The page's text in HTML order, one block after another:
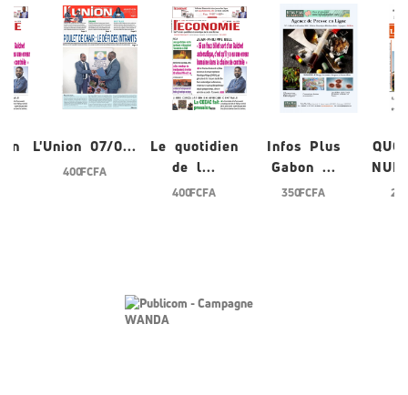
L'Union 07/0...
400 FCFA
Le quotidien
de l...
400 FCFA
Infos Plus
Gabon ...
350 FCFA